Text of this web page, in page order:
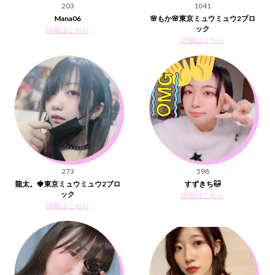
203
Mana06
詳細はこちら
1041
🌸もか🌸東京ミュウミュウ2ブロ
ック
詳細はこちら
273
龍太。🍓東京ミュウミュウ2ブロ
ック
詳細はこちら
598
すずきち🐱
詳細はこちら